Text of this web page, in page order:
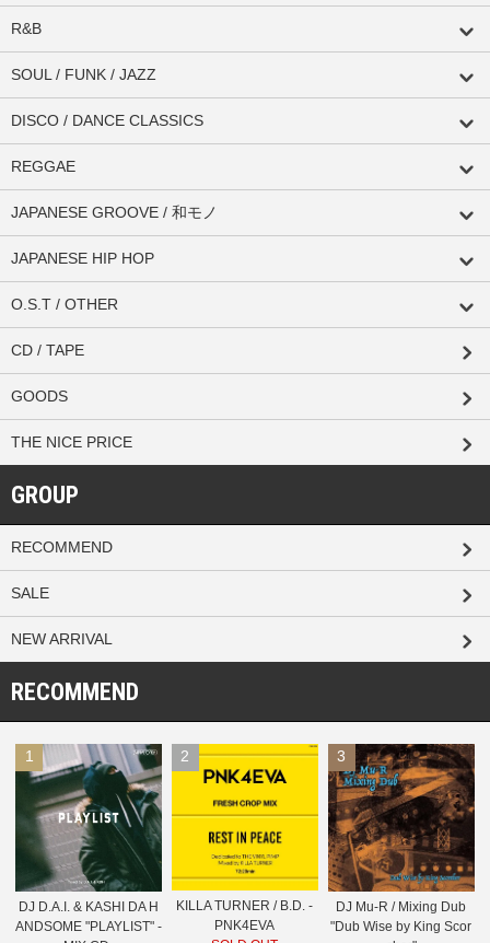
R&B
SOUL / FUNK / JAZZ
DISCO / DANCE CLASSICS
REGGAE
JAPANESE GROOVE / 和モノ
JAPANESE HIP HOP
O.S.T / OTHER
CD / TAPE
GOODS
THE NICE PRICE
GROUP
RECOMMEND
SALE
NEW ARRIVAL
RECOMMEND
1
DJ D.A.I. & KASHI DA H
ANDSOME "PLAYLIST" -
2
KILLA TURNER / B.D. -
PNK4EVA
3
DJ Mu-R / Mixing Dub
"Dub Wise by King Scor